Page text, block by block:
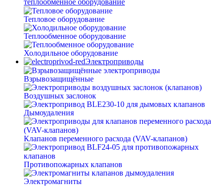
теплообменное оборудование
Тепловое оборудование
Теплообменное оборудование
Холодильное оборудование
Электроприводы
Взрывозащищённые
Воздушных заслонок
Дымоудаления
Клапанов переменного расхода (VAV-клапанов)
Противопожарных клапанов
Электромагниты